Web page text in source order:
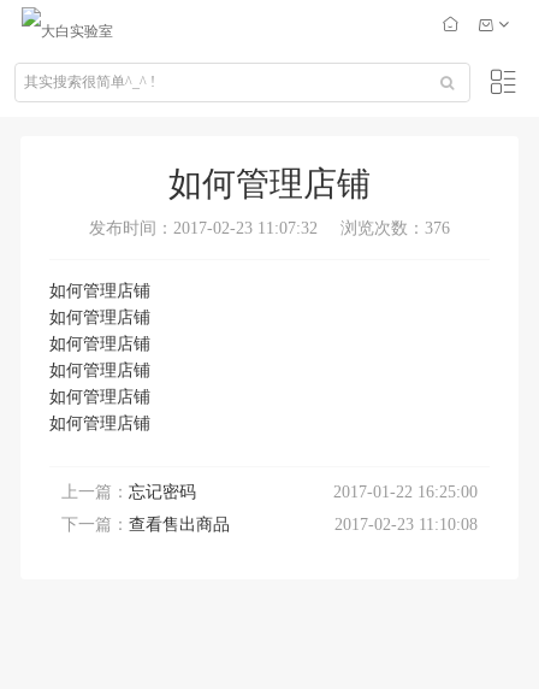
如何管理店铺
发布时间：2017-02-23 11:07:32 浏览次数：376
如何管理店铺
如何管理店铺
如何管理店铺
如何管理店铺
如何管理店铺
如何管理店铺
上一篇： 忘记密码
2017-01-22 16:25:00
下一篇： 查看售出商品 2017-02-23 11:10:08